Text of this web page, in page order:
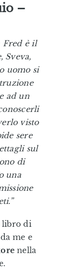
–
Fred è il
Sveva,
uomo si
ad un
visto
sere
sul
di
una
libro di
me e
nella